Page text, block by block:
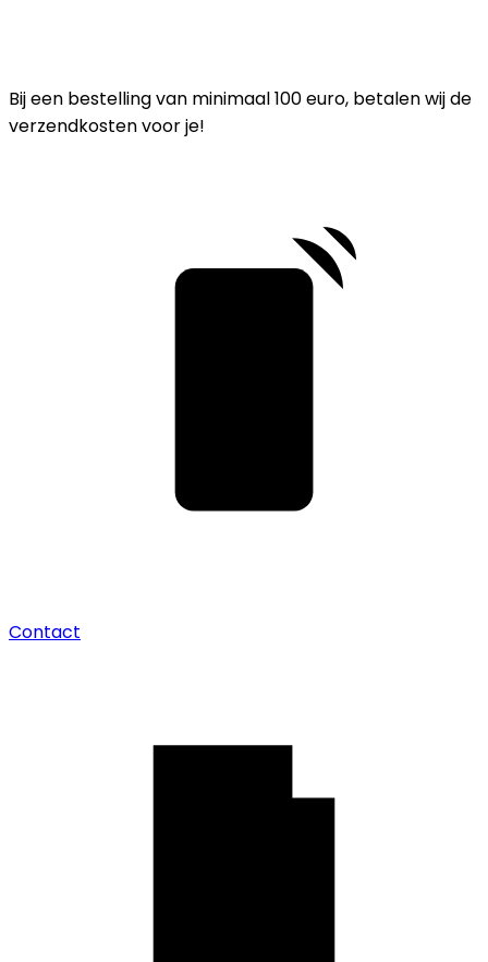
Bij een bestelling van minimaal 100 euro, betalen wij de
verzendkosten voor je!
Contact